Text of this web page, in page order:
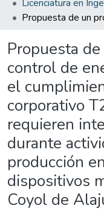
Propuesta
control de
el
corporativo
requieren
durante
producción
dispositivos
Coyol de